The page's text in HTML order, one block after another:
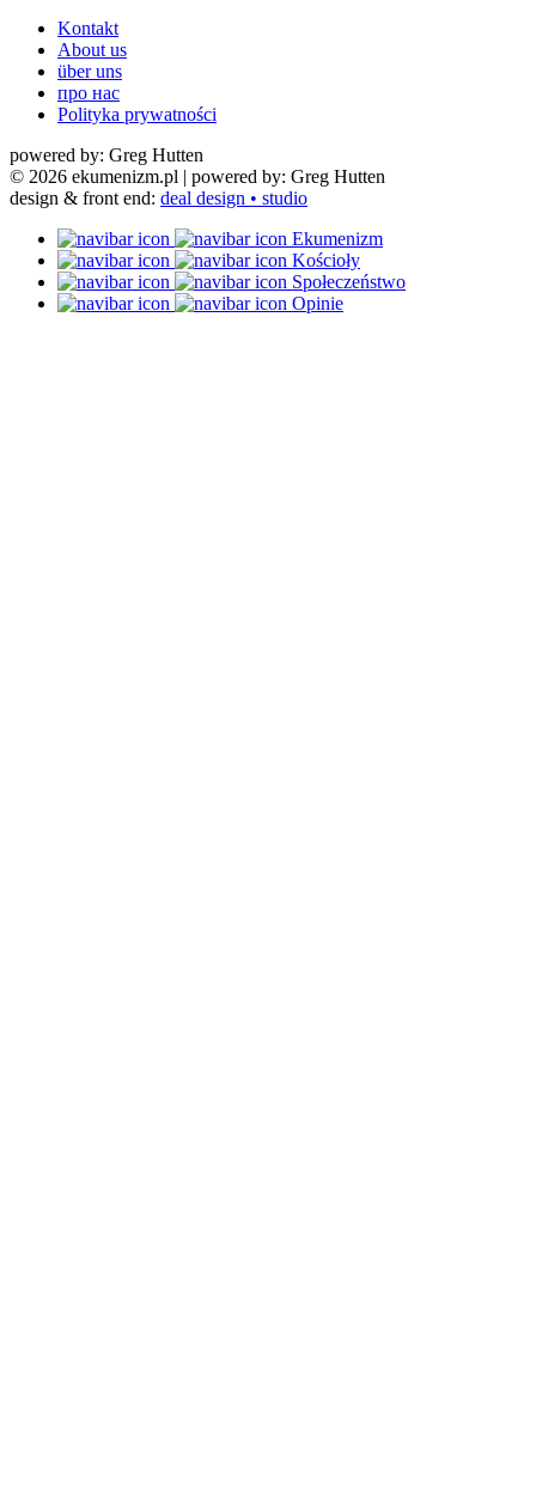
Kontakt
About us
über uns
про нас
Polityka prywatności
powered by: Greg Hutten
© 2026 ekumenizm.pl | powered by: Greg Hutten
design & front end: deal design • studio
Ekumenizm
Kościoły
Społeczeństwo
Opinie